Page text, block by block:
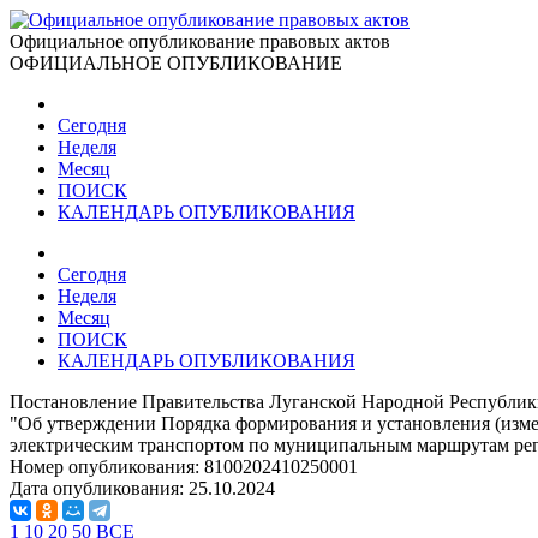
Официальное опубликование правовых актов
ОФИЦИАЛЬНОЕ ОПУБЛИКОВАНИЕ
Сегодня
Неделя
Месяц
ПОИСК
КАЛЕНДАРЬ ОПУБЛИКОВАНИЯ
Сегодня
Неделя
Месяц
ПОИСК
КАЛЕНДАРЬ ОПУБЛИКОВАНИЯ
Постановление Правительства Луганской Народной
"Об утверждении Порядка формирования и установления
электрическим транспортом по муниципальным маршрутам
Номер опубликования: 8100202410250001
Дата опубликования: 25.10.2024
1 10 20 50 ВСЕ